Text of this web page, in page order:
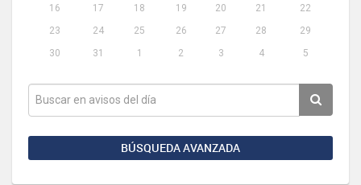
16
17 18 19 20 21
22
23
24 25 26 27 28
29
30
31 1 2 3 4 5
BÚSQUEDA AVANZADA